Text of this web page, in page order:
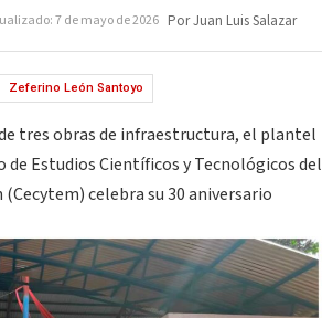
7 de mayo de 2026 Por Juan Luis Salazar
Zeferino León Santoyo
tres obras de infraestructura, el plantel
de Estudios Científicos y Tecnológicos del
(Cecytem) celebra su 30 aniversario